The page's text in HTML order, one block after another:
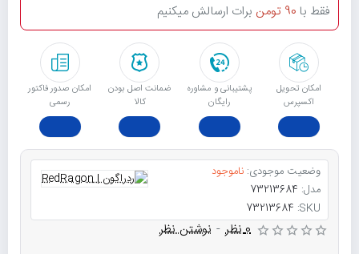
امکان تحویل
اکسپرس
پشتیبانی و مشاوره
رایگان
ﺿﻤﺎﻧﺖ اﺻﻞ ﺑﻮدن
ﮐﺎﻟﺎ
امکان صدور فاکتور
رسمی
فقط با 90 تومن برات ارسالش میکنیم
وضعیت موجودی: ناموجود
مدل: 73213684
SKU:
73213684
0 نظر - نوشتن نظر